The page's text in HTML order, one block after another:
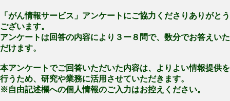
「がん情報サービス」アンケートにご協力くださりありがとう
ございます。
アンケートは回答の内容により３ー８問で、数分でお答えいた
だけます。
本アンケートでご回答いただいた内容は、よりよい情報提供を
行うため、研究や業務に活用させていただきます。
※自由記述欄への個人情報のご入力はお控えください。